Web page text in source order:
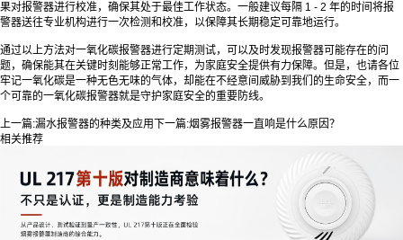
果对报警器进行校准，确保其处于最佳工作状态。一般建议每隔 1 - 2 年的时间将报
警器送往专业机构进行一次检测和校准，以保障其长期稳定可靠地运行。
通过以上方法对一氧化碳报警器进行定期测试，可以及时发现报警器可能存在的问
题，确保能其在关键时刻能够正常工作，为家庭安全提供有力保障。但是，也请各位
牢记一氧化碳是一种无色无味的气体，却能在不经意间威胁到我们的生命安全，而一
个可靠的一氧化碳报警器就是守护家庭安全的重要防线。
上一篇:漏水报警器的种类及应用 下一篇:烟雾报警器一直响是什么原因？
相关推荐